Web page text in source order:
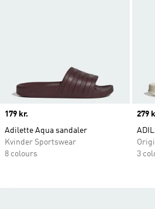
Price
179 kr.
Adilette Aqua sandaler
Kvinder Sportswear
8 colours
279
3